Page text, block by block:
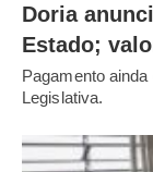
Doria
Estado;
Pagamento
Legislativa.